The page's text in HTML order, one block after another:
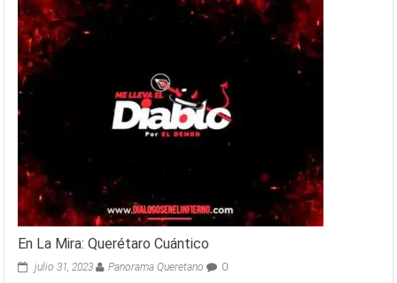
En La Mira: Querétaro Cuántico
julio 31, 2023 Panorama Queretano 0